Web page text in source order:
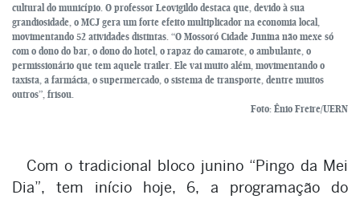
cultural do município. O professor Leovigildo destaca que, devido à sua
grandiosidade, o MCJ gera um forte efeito multiplicador na economia local,
movimentando 52 atividades distintas. “O Mossoró Cidade Junina não mexe só
com o dono do bar, o dono do hotel, o rapaz do camarote, o ambulante, o
permissionário que tem aquele trailer. Ele vai muito além, movimentando o
taxista, a farmácia, o supermercado, o sistema de transporte, dentre muitos
outros”, frisou.
Foto: Ênio Freire/UERN
Com o tradicional bloco junino “Pingo da Mei
Dia”, tem início hoje, 6, a programação do